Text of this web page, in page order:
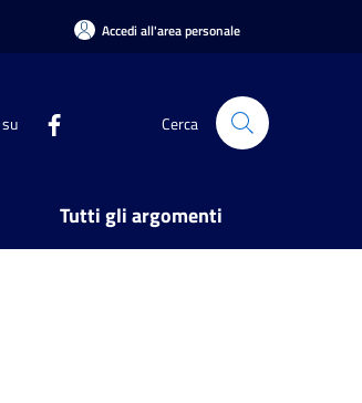
Accedi all'area personale
Cerca
Tutti gli argomenti